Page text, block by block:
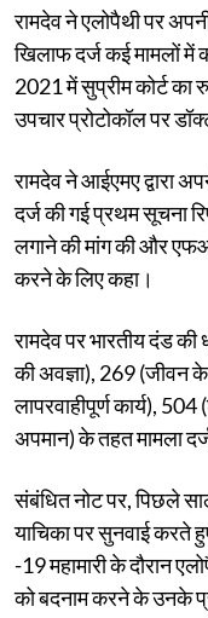
रामदेव ने एलोपैथी पर
खिलाफ दर्ज कई मामलों में
2021 में सुप्रीम कोर्ट का
उपचार प्रोटोकॉल पर
रामदेव ने आईएमए द्वारा
दर्ज की गई प्रथम सूचना
लगाने की मांग की और
करने के लिए कहा।
रामदेव पर भारतीय दंड
की अवज्ञा), 269 (जीवन
लापरवाहीपूर्ण कार्य),
अपमान) के तहत मामला
संबंधित नोट पर, पिछले
याचिका पर सुनवाई करते
-19 महामारी के दौरान
को बदनाम करने के उनके